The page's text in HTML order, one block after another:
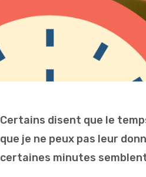
Certains disent que le
que je ne peux pas leur
certaines minutes